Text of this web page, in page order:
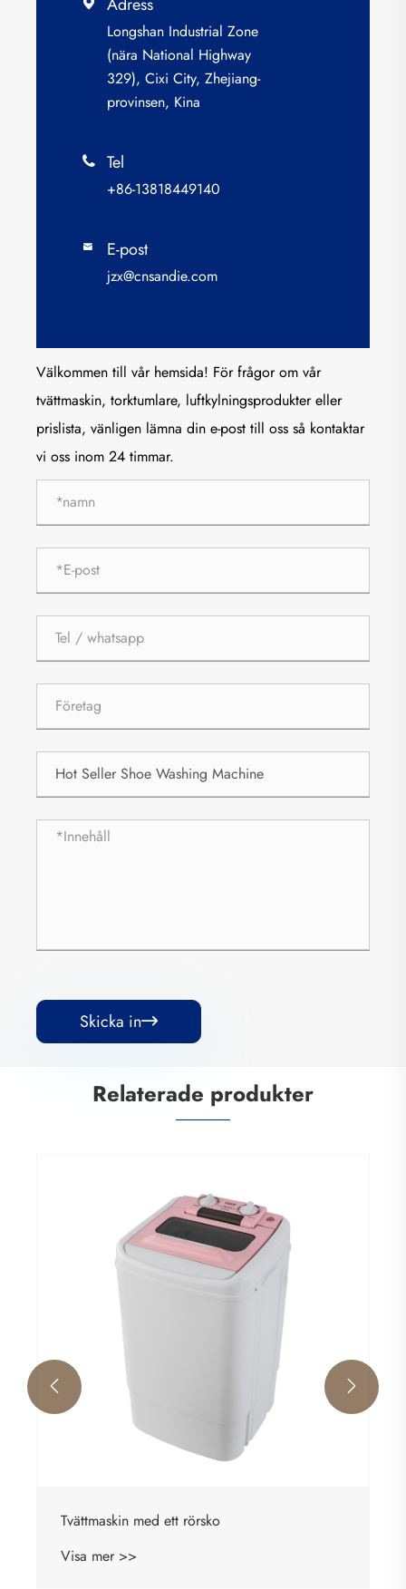
Longshan Industrial Zone
(nära National Highway
329), Cixi City, Zhejiang-
provinsen, Kina
 Tel
+86-13818449140
 E-post
jzx@cnsandie.com
Välkommen till vår hemsida! För frågor om vår
tvättmaskin, torktumlare, luftkylningsprodukter eller
prislista, vänligen lämna din e-post till oss så kontaktar
vi oss inom 24 timmar.
Skicka in
Relaterade produkter
Tvättmaskin med ett rörsko
Visa mer >>
 